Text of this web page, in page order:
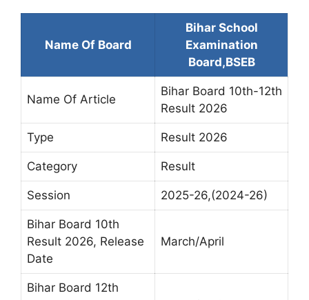
Name Of Board
Bihar School
Examination
Board,BSEB
Name Of Article
Bihar Board 10th-12th
Result 2026
Type Result 2026
Category Result
Session 2025-26,(2024-26)
Bihar Board 10th
Result 2026, Release
Date
March/April
Bihar Board 12th